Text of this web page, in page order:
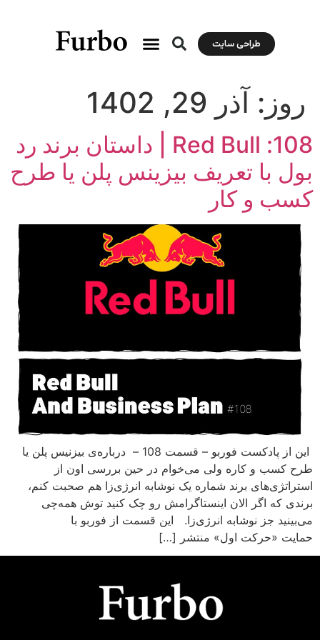
طراحی سایت
روز: آذر 29, 1402
108: Red Bull | داستان برند رد
بول با تعریف بیزینس پلن یا طرح
کسب و کار
این از پادکست فوربو – قسمت 108 – درباره‌ی بیزنیس پلن یا
طرح کسب و کاره ولی می‌خوام در حین بررسی اون از
استراتژی‌های برند شماره یک نوشابه انرژی‌زا هم صحبت کنم،
برندی که اگر الان اینستاگرامش رو چک کنید توش همه‌چی
می‌بینید جز نوشابه انرژی‌زا. این قسمت از فوربو با
حمایت «حرکت اول» منتشر […]